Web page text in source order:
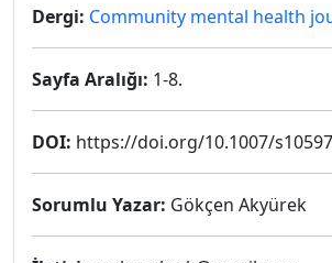
Dergi: Community mental health
Sayfa Aralığı: 1-8.
DOI: https://doi.org/10.1007/
Sorumlu Yazar: Gökçen Akyürek